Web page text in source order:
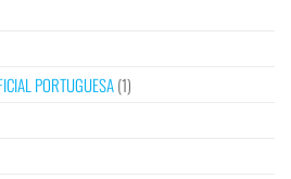
PORTUGUESA(1)